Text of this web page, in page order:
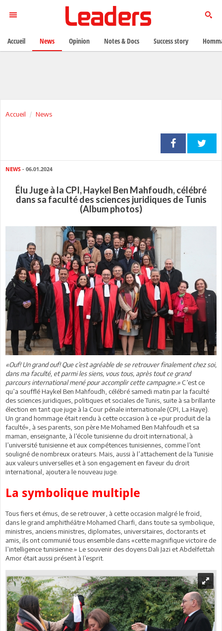
Accueil News
NEWS - 06.01.2024
Élu Juge à la CPI, Haykel Ben Mahfoudh, célébré
dans sa faculté des sciences juridiques de Tunis
(Album photos)
«Ouf! Un grand ouf! Que c’est agréable de se retrouver finalement chez soi,
dans ma faculté, et parmi les siens, vous tous, après tout ce grand
parcours international mené pour accomplir cette campagne.» C’est ce
qu’a soufflé Haykel Ben Mahfoudh, célébré samedi matin par la faculté
des sciences juridiques, politiques et sociales de Tunis, suite à sa brillante
élection en tant que juge à la Cour pénale internationale (CPI, La Haye).
Un grand hommage était rendu à cette occasion à ce «pur produit de la
faculté», à ses parents, son père Me Mohamed Ben Mahfoudh et sa
maman, enseignante, à l’école tunisienne du droit international, à
l’université tunisienne et aux compétences tunisiennes, comme l’ont
souligné de nombreux orateurs. Mais, aussi à l’attachement de la Tunisie
aux valeurs universelles et à son engagement en faveur du droit
international, ajoutera le nouveau juge.
La symbolique multiple
Tous fiers et émus, de se retrouver, à cette occasion malgré le froid,
dans le grand amphithéâtre Mohamed Charfi, dans toute sa symbolique,
ministres, anciens ministres, diplomates, universitaires, doctorants et
amis, ils ont communié tous ensemble dans «cette magnifique victoire de
l’intelligence tunisienne.» Le souvenir des doyens Dali Jazi et Abdelfettah
Amor était aussi présent à l’esprit.
Accueil News Opinion Notes & Docs Success story